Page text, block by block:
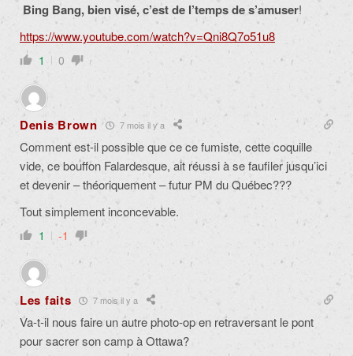
Bing Bang, bien visé, c’est de l’temps de s’amuser!
https://www.youtube.com/watch?v=Qni8Q7o51u8
1 0
Denis Brown 7 mois il y a
Comment est-il possible que ce ce fumiste, cette coquille
vide, ce bouffon Falardesque, ait réussi à se faufiler jusqu’ici
et devenir – théoriquement – futur PM du Québec???
Tout simplement inconcevable.
1 -1
Les faits 7 mois il y a
Va-t-il nous faire un autre photo-op en retraversant le pont
pour sacrer son camp à Ottawa?